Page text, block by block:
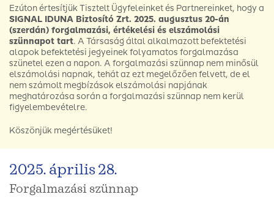
Ezúton értesítjük Tisztelt Ügyfeleinket és Partnereinket, hogy a
SIGNAL IDUNA Biztosító Zrt. 2025. augusztus 20-án
(szerdán) forgalmazási, értékelési és elszámolási
szünnapot tart. A Társaság által alkalmazott befektetési
alapok befektetési jegyeinek folyamatos forgalmazása
szünetel ezen a napon. A forgalmazási szünnap nem minősül
elszámolási napnak, tehát az ezt megelőzően felvett, de el
nem számolt megbízások elszámolási napjának
meghatározása során a forgalmazási szünnap nem kerül
figyelembevételre.
Köszönjük megértésüket!
2025. április 28.
Forgalmazási szünnap